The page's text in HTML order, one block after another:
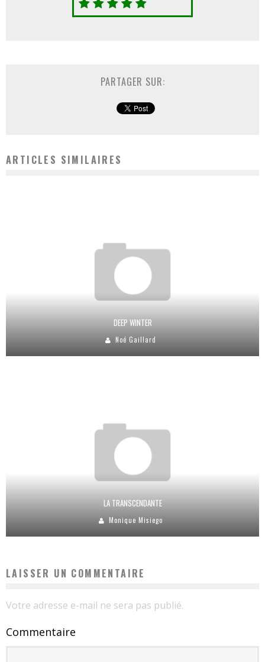
PARTAGER SUR:
ARTICLES SIMILAIRES
DEEP WINTER
Noé Gaillard
LA TRANSCENDANTE
Monique Misiego
LAISSER UN COMMENTAIRE
Votre adresse e-mail ne sera pas publié.
Commentaire